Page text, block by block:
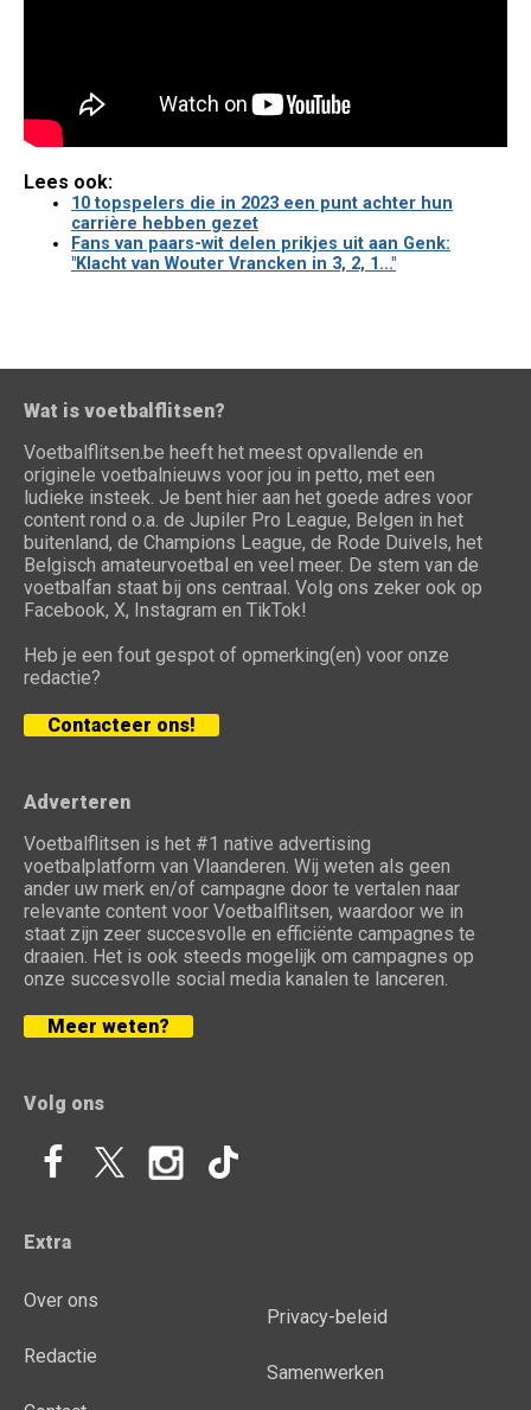
Lees ook:
10 topspelers die in 2023 een punt achter hun
carrière hebben gezet
Fans van paars-wit delen prikjes uit aan Genk:
"Klacht van Wouter Vrancken in 3, 2, 1..."
Wat is voetbalflitsen?
Voetbalflitsen.be heeft het meest opvallende en
originele voetbalnieuws voor jou in petto, met een
ludieke insteek. Je bent hier aan het goede adres voor
content rond o.a. de Jupiler Pro League, Belgen in het
buitenland, de Champions League, de Rode Duivels, het
Belgisch amateurvoetbal en veel meer. De stem van de
voetbalfan staat bij ons centraal. Volg ons zeker ook op
Facebook, X, Instagram en TikTok!
Heb je een fout gespot of opmerking(en) voor onze
redactie?
Contacteer ons!
Adverteren
Voetbalflitsen is het #1 native advertising
voetbalplatform van Vlaanderen. Wij weten als geen
ander uw merk en/of campagne door te vertalen naar
relevante content voor Voetbalflitsen, waardoor we in
staat zijn zeer succesvolle en efficiënte campagnes te
draaien. Het is ook steeds mogelijk om campagnes op
onze succesvolle social media kanalen te lanceren.
Meer weten?
Volg ons
Extra
Over ons
Redactie
Privacy-beleid
Samenwerken